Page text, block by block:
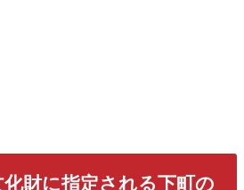
化財に指定される下町の